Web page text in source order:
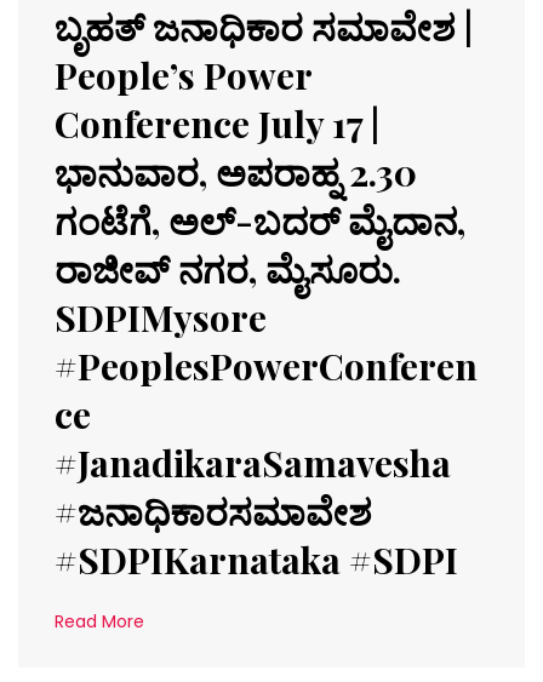
ಬೃಹತ್ ಜನಾಧಿಕಾರ ಸಮಾವೇಶ |
People’s Power
Conference July 17 |
ಭಾನುವಾರ, ಅಪರಾಹ್ನ 2.30
ಗಂಟೆಗೆ, ಅಲ್-ಬದರ್ ಮೈದಾನ,
ರಾಜೀವ್ ನಗರ, ಮೈಸೂರು.
SDPIMysore
#PeoplesPowerConferen
ce
#JanadikaraSamavesha
#ಜನಾಧಿಕಾರಸಮಾವೇಶ
#SDPIKarnataka #SDPI
Read More